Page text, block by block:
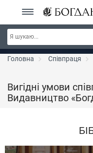
Серія "Чейзіана" ~
Головна Співпраця
Вигідні умови
Видавництво